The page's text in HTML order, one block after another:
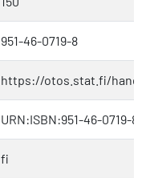
951-46-0719-8
https://otos.stat.fi/
URN:ISBN:951-46-0719-8
fi